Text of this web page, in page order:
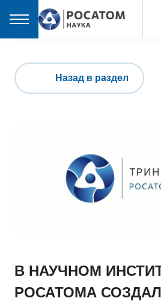
Назад в раздел
В НАУЧНОМ
РОСАТОМА